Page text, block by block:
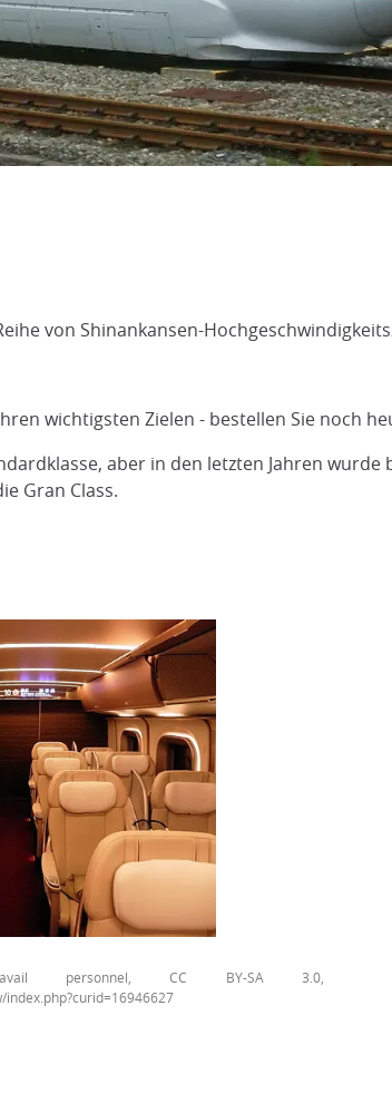
von Shinankansen-
wichtigsten Zielen - bestellen Sie noch
aber in den letzten Jahren wurde
Gran Class.
personnel, CC BY-SA 3.0,